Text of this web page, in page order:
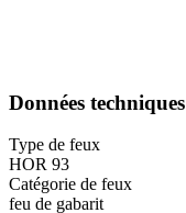
Données techniques
Type de feux
HOR 93
Catégorie de feux
feu de gabarit